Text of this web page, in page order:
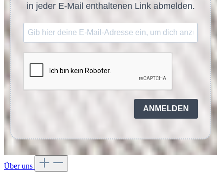
in jeder E-Mail enthaltenen Link abmelden.
ANMELDEN
Über uns